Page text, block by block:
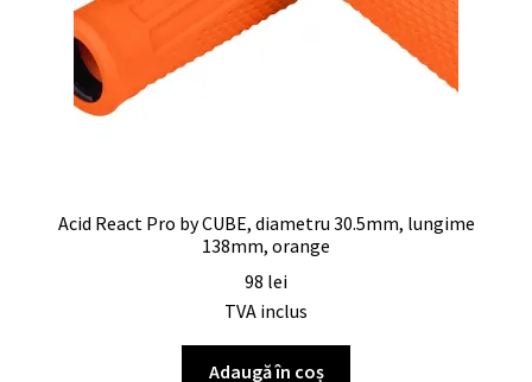
Acid React Pro by CUBE, diametru 30.5mm, lungime
138mm, orange
98 lei
TVA inclus
Adaugă în coș